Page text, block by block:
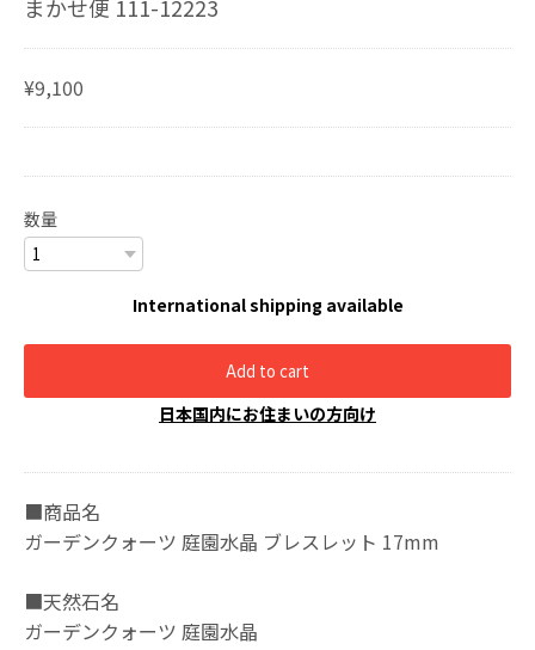
まかせ便 111-12223
¥9,100
数量
International shipping available
Add to cart
日本国内にお住まいの方向け
■商品名
ガーデンクォーツ 庭園水晶 ブレスレット 17mm
■天然石名
ガーデンクォーツ 庭園水晶